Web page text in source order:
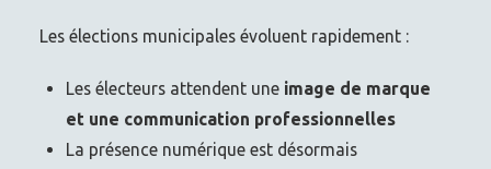
Les élections municipales évoluent rapidement :
Les électeurs attendent une image de marque
et une communication professionnelles
La présence numérique est désormais